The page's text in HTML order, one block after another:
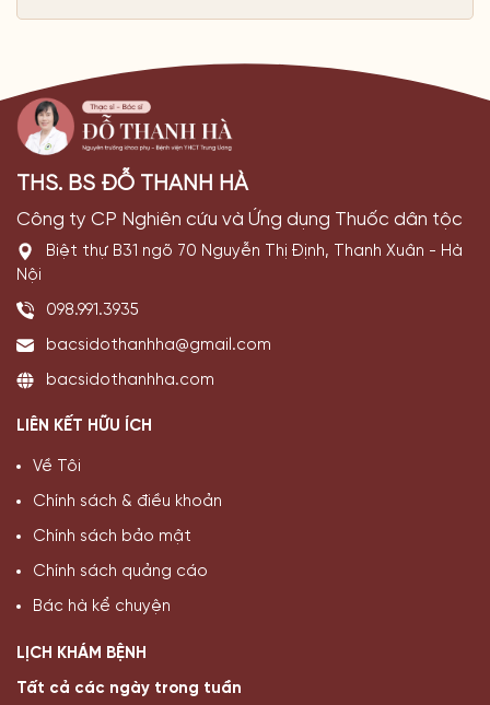
THS. BS ĐỖ THANH HÀ
Công ty CP Nghiên cứu và Ứng dụng Thuốc dân tộc
Biệt thự B31 ngõ 70 Nguyễn Thị Định, Thanh Xuân - Hà
Nội
098.991.3935
bacsidothanhha@gmail.com
bacsidothanhha.com
LIÊN KẾT HỮU ÍCH
Về Tôi
Chính sách & điều khoản
Chính sách bảo mật
Chính sách quảng cáo
Bác hà kể chuyện
LỊCH KHÁM BỆNH
Tất cả các ngày trong tuần